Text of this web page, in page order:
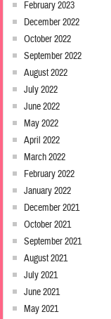
February 2023
December 2022
October 2022
September 2022
August 2022
July 2022
June 2022
May 2022
April 2022
March 2022
February 2022
January 2022
December 2021
October 2021
September 2021
August 2021
July 2021
June 2021
May 2021